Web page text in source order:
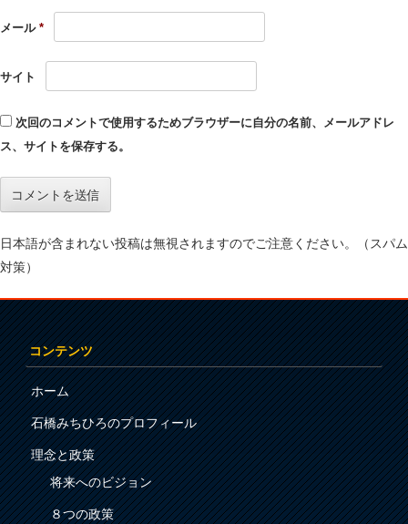
メール *
サイト
次回のコメントで使用するためブラウザーに自分の名前、メールアドレ
ス、サイトを保存する。
日本語が含まれない投稿は無視されますのでご注意ください。（スパム
対策）
コンテンツ
ホーム
石橋みちひろのプロフィール
理念と政策
将来へのビジョン
８つの政策